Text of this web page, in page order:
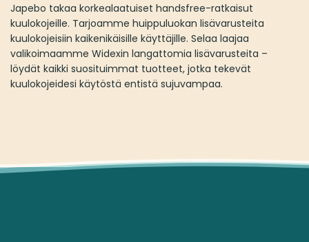
Japebo takaa korkealaatuiset handsfree-ratkaisut
kuulokojeille. Tarjoamme huippuluokan lisävarusteita
kuulokojeisiin kaikenikäisille käyttäjille. Selaa laajaa
valikoimaamme Widexin langattomia lisävarusteita –
löydät kaikki suosituimmat tuotteet, jotka tekevät
kuulokojeidesi käytöstä entistä sujuvampaa.